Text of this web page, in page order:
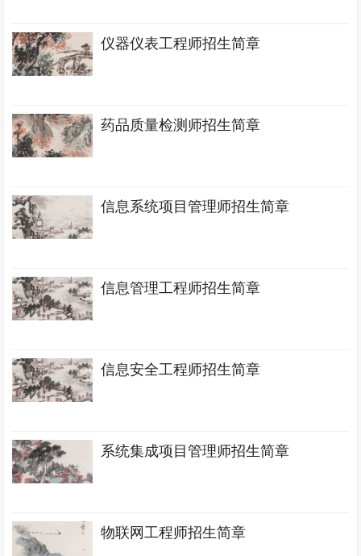
仪器仪表工程师招生简章
药品质量检测师招生简章
信息系统项目管理师招生简章
信息管理工程师招生简章
信息安全工程师招生简章
系统集成项目管理师招生简章
物联网工程师招生简章